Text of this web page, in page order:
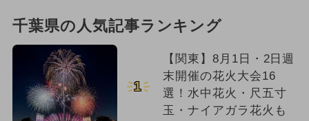
千葉県の人気記事ランキング
1
【関東】8月1日・2日週
末開催の花火大会16
選！水中花火・尺五寸
玉・ナイアガラ花火も